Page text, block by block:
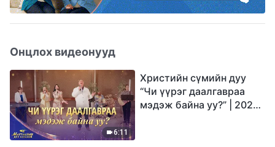
Онцлох видеонууд
6:11
Христийн сүмийн дуу
“Чи үүрэг даалгавраа
мэдэж байна уу?” | 2026